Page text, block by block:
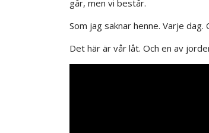
går, men vi består.
Som jag saknar henne. Varje
Det här är vår låt. Och en av